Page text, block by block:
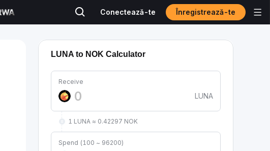
Conectează-te Înregistrează-te
LUNA to NOK Calculator
Receive
LUNA
1 LUNA ≈ 0.42297 NOK
Spend (100 ~ 96200)